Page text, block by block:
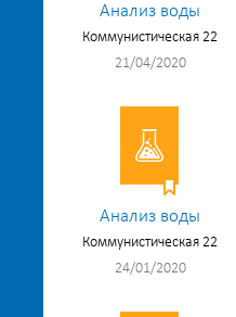
Анализ воды
Коммунистическая 22
21/04/2020
Анализ воды
Коммунистическая 22
24/01/2020